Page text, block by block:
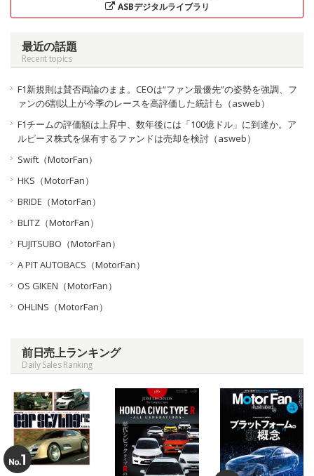
ASBデジタルライブラリ
最近の話題
Recent topics
F1新規則は賛否両論のまま。CEOは“ファン最優先”の姿勢を強調、フ
ァンの6割以上が今季のレースを高評価した統計も（asweb）
F1チームの評価額は上昇中、数年後には「100億ドル」に到達か。ア
ルピーヌ株式を保有するファンドは売却を検討（asweb）
Swift（MotorFan）
HKS（MotorFan）
BRIDE（MotorFan）
BLITZ（MotorFan）
FUJITSUBO（MotorFan）
A PIT AUTOBACS（MotorFan）
OS GIKEN（MotorFan）
OHLINS（MotorFan）
前日売上ランキング
Daily Sales Ranking